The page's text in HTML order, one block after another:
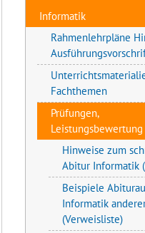
Informatik
Rahmenlehrpläne
Fachthemen
Prüfungen,
Leistungsbewertung
Hinweise zum
Abitur Informatik
Beispiele
Informatik
(Verweisliste)